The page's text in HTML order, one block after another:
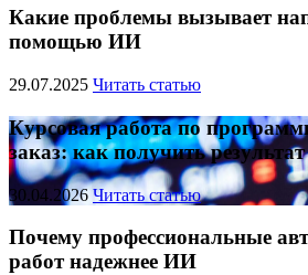
Какие проблемы вызывает
помощью ИИ
29.07.2025 Читать статью
Курсовая работа по
заказ: как получить
30.04.2026 Читать статью
Почему профессиональные
работ надежнее ИИ